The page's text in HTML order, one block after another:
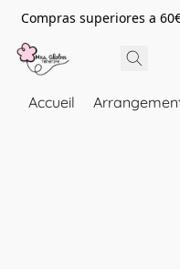
Compras superiores a
Accueil